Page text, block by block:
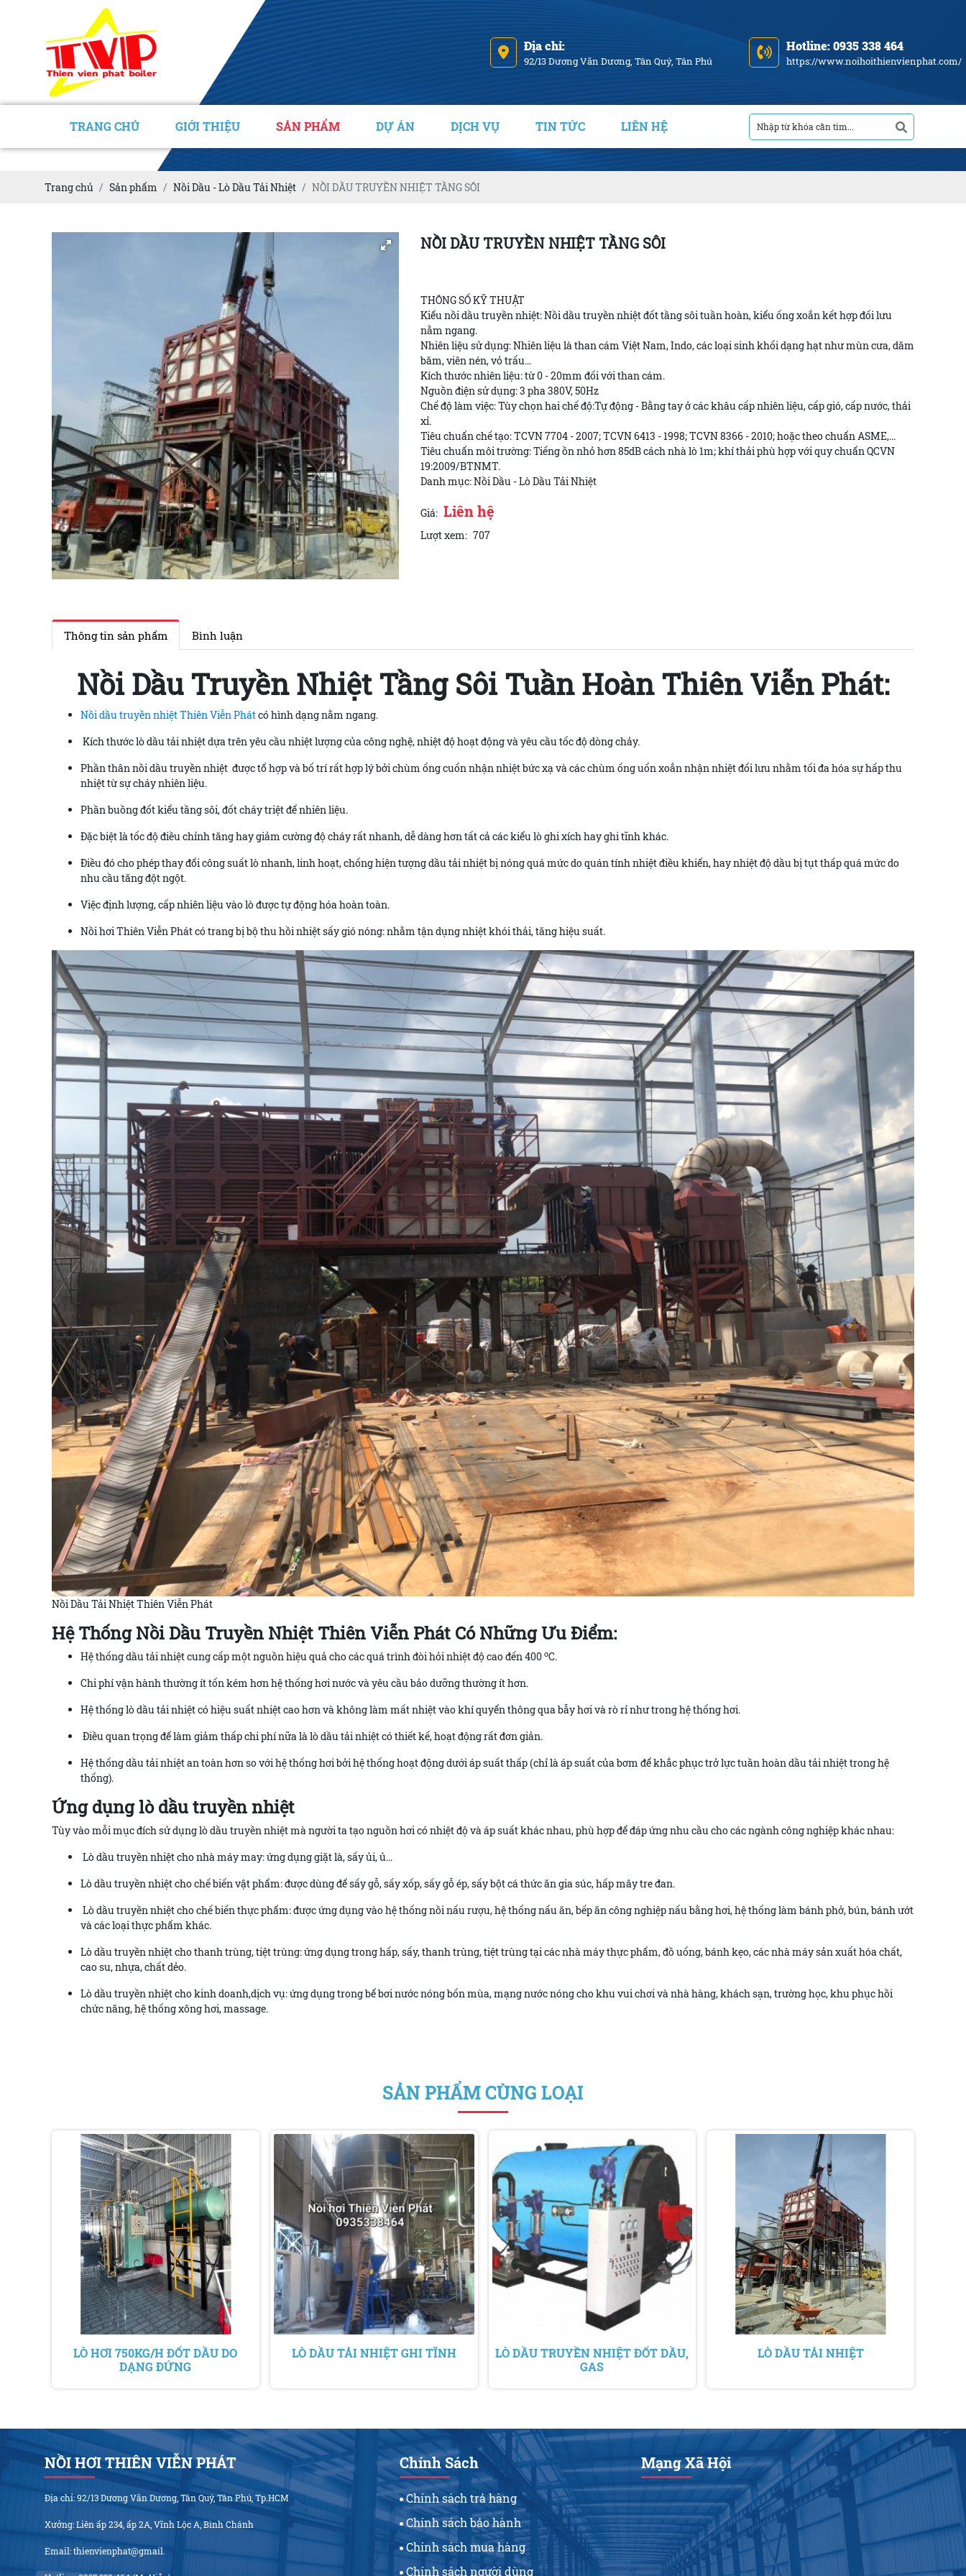
Địa chỉ:
92/13 Dương Văn Dương, Tân Quý, Tân Phú
Hotline: 0935 338 464
https://www.noihoithienvienphat.com/
TRANG CHỦ GIỚI THIỆU SẢN PHẨM DỰ ÁN DỊCH VỤ TIN TỨC LIÊN HỆ
Trang chủ Sản phẩm Nồi Dầu - Lò Dầu Tải Nhiệt NỒI DẦU TRUYỀN NHIỆT TẦNG SÔI
NỒI DẦU TRUYỀN NHIỆT TẦNG SÔI
THÔNG SỐ KỸ THUẬT
Kiểu nồi dầu truyền nhiệt: Nồi dầu truyền nhiệt đốt tầng sôi tuần hoàn, kiểu ống xoắn kết hợp đối lưu
nằm ngang.
Nhiên liệu sử dụng: Nhiên liệu là than cám Việt Nam, Indo, các loại sinh khối dạng hạt như mùn cưa, dăm
băm, viên nén, vỏ trấu...
Kích thước nhiên liệu: từ 0 - 20mm đối với than cám.
Nguồn điện sử dụng: 3 pha 380V, 50Hz
Chế độ làm việc: Tùy chọn hai chế độ:Tự động - Bằng tay ở các khâu cấp nhiên liệu, cấp gió, cấp nước, thải
xỉ.
Tiêu chuẩn chế tạo: TCVN 7704 - 2007; TCVN 6413 - 1998; TCVN 8366 - 2010; hoặc theo chuẩn ASME,...
Tiêu chuẩn môi trường: Tiếng ồn nhỏ hơn 85dB cách nhà lò 1m; khí thải phù hợp với quy chuẩn QCVN
19:2009/BTNMT.
Danh mục: Nồi Dầu - Lò Dầu Tải Nhiệt
Giá: Liên hệ
Lượt xem: 707
Thông tin sản phẩm Bình luận
Nồi Dầu Truyền Nhiệt Tầng Sôi Tuần Hoàn Thiên Viễn Phát:
Nồi dầu truyền nhiệt Thiên Viễn Phátcó hình dạng nằm ngang.
Kích thước lò dầu tải nhiệt dựa trên yêu cầu nhiệt lượng của công nghệ, nhiệt độ hoạt động và yêu cầu tốc độ dòng chảy.
Phần thân nồi dầu truyền nhiệt được tổ hợp và bố trí rất hợp lý bởi chùm ống cuốn nhận nhiệt bức xạ và các chùm ống uốn xoắn nhận nhiệt đối lưu nhằm tối đa hóa sự hấp thu
nhiệt từ sự cháy nhiên liệu.
Phần buồng đốt kiểu tầng sôi, đốt cháy triệt để nhiên liệu.
Đặc biệt là tốc độ điều chỉnh tăng hay giảm cường độ cháy rất nhanh, dễ dàng hơn tất cả các kiểu lò ghi xích hay ghi tĩnh khác.
Điều đó cho phép thay đổi công suất lò nhanh, linh hoạt, chống hiện tượng dầu tải nhiệt bị nóng quá mức do quán tính nhiệt điều khiển, hay nhiệt độ dầu bị tụt thấp quá mức do
nhu cầu tăng đột ngột.
Việc định lượng, cấp nhiên liệu vào lò được tự động hóa hoàn toàn.
Nồi hơi Thiên Viễn Phát có trang bị bộ thu hồi nhiệt sấy gió nóng: nhằm tận dụng nhiệt khói thải, tăng hiệu suất.
Nồi Dầu Tải Nhiệt Thiên Viễn Phát
Hệ Thống Nồi Dầu Truyền Nhiệt Thiên Viễn Phát Có Những Ưu Điểm:
Hệ thống dầu tải nhiệt cung cấp một nguồn hiệu quả cho các quá trình đòi hỏi nhiệt độ cao đến 400 oC.
Chi phí vận hành thường ít tốn kém hơn hệ thống hơi nước và yêu cầu bảo dưỡng thường ít hơn.
Hệ thống lò dầu tải nhiệt có hiệu suất nhiệt cao hơn và không làm mất nhiệt vào khí quyển thông qua bẫy hơi và rò rỉ như trong hệ thống hơi.
Điều quan trọng để làm giảm thấp chi phí nữa là lò dầu tải nhiệt có thiết kế, hoạt động rất đơn giản.
Hệ thống dầu tải nhiệt an toàn hơn so với hệ thống hơi bởi hệ thống hoạt động dưới áp suất thấp (chỉ là áp suất của bơm để khắc phục trở lực tuần hoàn dầu tải nhiệt trong hệ
thống).
Ứng dụng lò dầu truyền nhiệt
Tùy vào mỗi mục đích sử dụng lò dầu truyền nhiệt mà người ta tạo nguồn hơi có nhiệt độ và áp suất khác nhau, phù hợp để đáp ứng nhu cầu cho các ngành công nghiệp khác nhau:
Lò dầu truyền nhiệt cho nhà máy may: ứng dụng giặt là, sấy ủi, ủ…
Lò dầu truyền nhiệt cho chế biến vật phẩm: được dùng để sấy gỗ, sấy xốp, sấy gỗ ép, sấy bột cá thức ăn gia súc, hấp mây tre đan.
Lò dầu truyền nhiệt cho chế biến thực phẩm: được ứng dụng vào hệ thống nồi nấu rượu, hệ thống nấu ăn, bếp ăn công nghiệp nấu bằng hơi, hệ thống làm bánh phở, bún, bánh ướt
và các loại thực phẩm khác.
Lò dầu truyền nhiệt cho thanh trùng, tiệt trùng: ứng dụng trong hấp, sấy, thanh trùng, tiệt trùng tại các nhà máy thực phẩm, đồ uống, bánh kẹo, các nhà máy sản xuất hóa chất,
cao su, nhựa, chất dẻo.
Lò dầu truyền nhiệt cho kinh doanh,dịch vụ: ứng dụng trong bể bơi nước nóng bốn mùa, mạng nước nóng cho khu vui chơi và nhà hàng, khách sạn, trường học, khu phục hồi
chức năng, hệ thống xông hơi, massage.
SẢN PHẨM CÙNG LOẠI
LÒ HƠI 750KG/H ĐỐT DẦU DO
DẠNG ĐỨNG
LÒ DẦU TẢI NHIỆT GHI TĨNH
LÒ DẦU TRUYỀN NHIỆT ĐỐT DẦU,
GAS
LÒ DẦU TẢI NHIỆT
NỒI HƠI THIÊN VIỄN PHÁT
Địa chỉ: 92/13 Dương Văn Dương, Tân Quý, Tân Phú, Tp.HCM
Xưởng: Liên ấp 234, ấp 2A, Vĩnh Lộc A, Bình Chánh
Email: thienvienphat@gmail.
Chính Sách
Chính sách trả hàng
Chính sách bảo hành
Chính sách mua hàng
Chính sách người dùng
Mạng Xã Hội